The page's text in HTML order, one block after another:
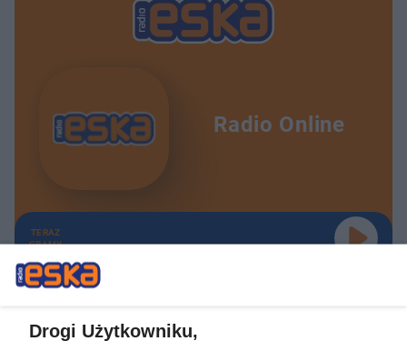
Radio Online
TERAZ
GRAMY
Drogi Użytkowniku,